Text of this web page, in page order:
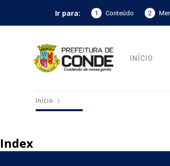
Ir para: 1 Conteúdo 2
INÍCIO
Início
Index